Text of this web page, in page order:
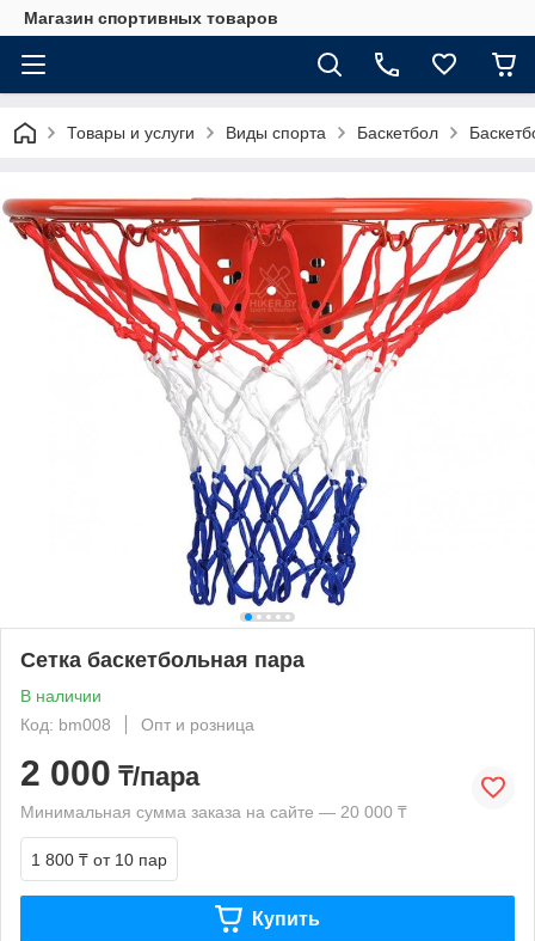
Магазин спортивных товаров
Товары и услуги Виды спорта Баскетбол
Сетка баскетбольная пара
В наличии
Код: bm008
Опт и розница
2 000 ₸/пара
Минимальная сумма заказа на сайте — 20 000 ₸
1 800 ₸ от 10 пар
Купить